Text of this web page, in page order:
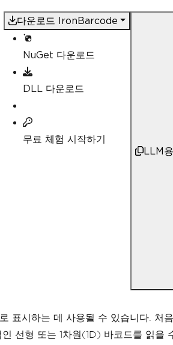
// By
//
//
//
// The
avoid
//
// If a
var
다운로드 IronBarcode
NuGet 다운로드
DLL 다운로드
무료 체험 시작하기
LLM
표시하는 데 사용될 수 있습니다.
선형 또는 1차원(1D) 바코드를 읽